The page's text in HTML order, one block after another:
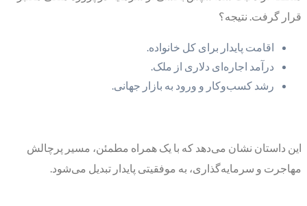
قرار گرفت. نتیجه؟
اقامت پایدار برای کل خانواده.
درآمد اجاره‌ای دلاری از ملک.
رشد کسب‌وکار و ورود به بازار جهانی.
این داستان نشان می‌دهد که با یک همراه مطمئن، مسیر پرچالش
مهاجرت و سرمایه‌گذاری، به موفقیتی پایدار تبدیل می‌شود.